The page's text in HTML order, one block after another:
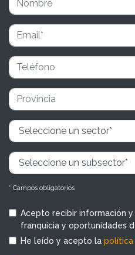
* Campos obligatorios
Acepto recibir información
franquicia y oportunidades
He leído y acepto la política